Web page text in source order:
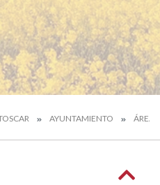
AYUNTAMIENTO ÁREAS